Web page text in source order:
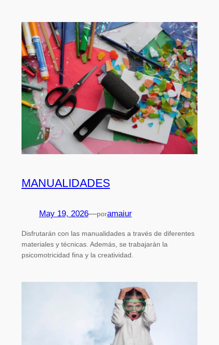
MANUALIDADES
May 19, 2026—poramaiur
Disfrutarán con las manualidades a través de diferentes
materiales y técnicas. Además, se trabajarán la
psicomotricidad fina y la creatividad.